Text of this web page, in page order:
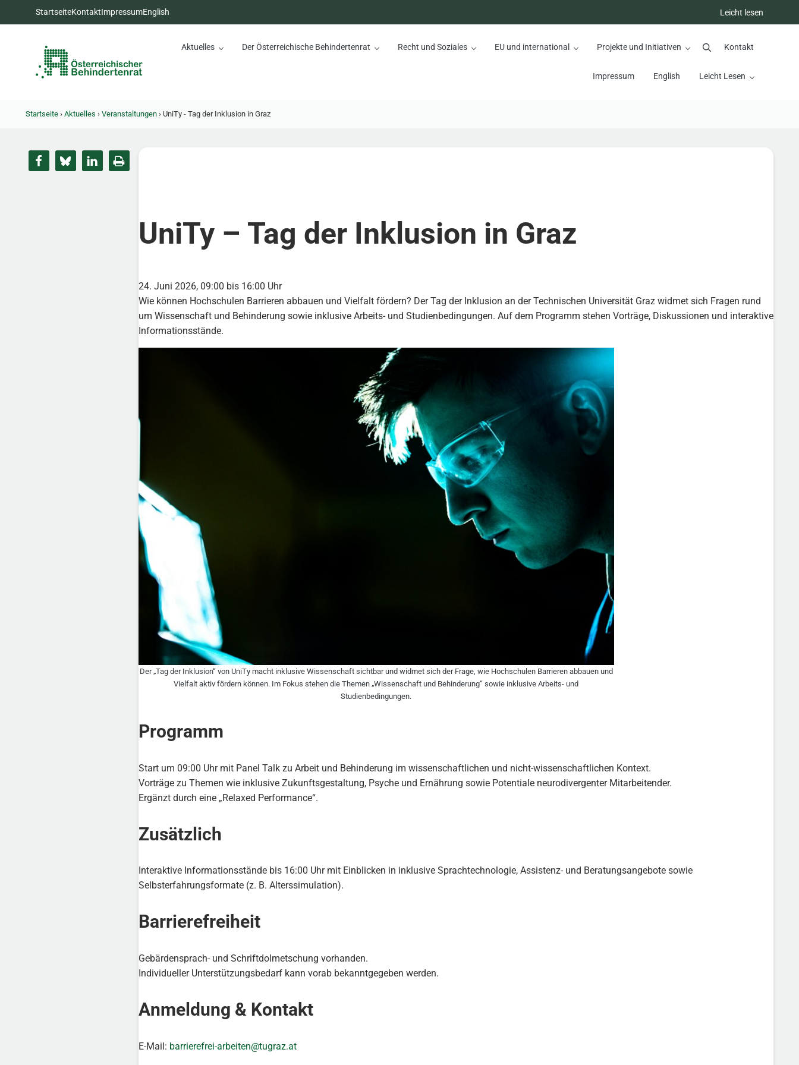
Zum Inhalt springen
Zur Hauptnavigation springen
Zum Footer springen
StartseiteKontaktImpressumEnglish Leicht lesen
Aktuelles Der Österreichische Behindertenrat Recht und Soziales EU und international Projekte und Initiativen SuchenKontakt
Impressum English Leicht Lesen
Startseite › Aktuelles › Veranstaltungen ›UniTy - Tag der Inklusion in Graz
UniTy – Tag der Inklusion in Graz
24. Juni 2026, 09:00 bis 16:00 Uhr
Wie können Hochschulen Barrieren abbauen und Vielfalt fördern? Der Tag der Inklusion an der Technischen Universität Graz widmet sich Fragen rund
um Wissenschaft und Behinderung sowie inklusive Arbeits- und Studienbedingungen. Auf dem Programm stehen Vorträge, Diskussionen und interaktive
Informationsstände.
Der „Tag der Inklusion“ von UniTy macht inklusive Wissenschaft sichtbar und widmet sich der Frage, wie Hochschulen Barrieren abbauen und
Vielfalt aktiv fördern können. Im Fokus stehen die Themen „Wissenschaft und Behinderung“ sowie inklusive Arbeits- und
Studienbedingungen.
Programm
Start um 09:00 Uhr mit Panel Talk zu Arbeit und Behinderung im wissenschaftlichen und nicht-wissenschaftlichen Kontext.
Vorträge zu Themen wie inklusive Zukunftsgestaltung, Psyche und Ernährung sowie Potentiale neurodivergenter Mitarbeitender.
Ergänzt durch eine „Relaxed Performance“.
Zusätzlich
Interaktive Informationsstände bis 16:00 Uhr mit Einblicken in inklusive Sprachtechnologie, Assistenz- und Beratungsangebote sowie
Selbsterfahrungsformate (z. B. Alterssimulation).
Barrierefreiheit
Gebärdensprach- und Schriftdolmetschung vorhanden.
Individueller Unterstützungsbedarf kann vorab bekanntgegeben werden.
Anmeldung & Kontakt
E-Mail: barrierefrei-arbeiten@tugraz.at